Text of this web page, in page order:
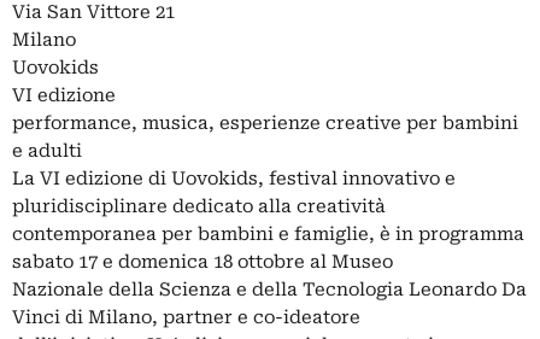
Via San Vittore 21
Milano
Uovokids
VI edizione
performance, musica, esperienze creative per bambini
e adulti
La VI edizione di Uovokids, festival innovativo e
pluridisciplinare dedicato alla creatività
contemporanea per bambini e famiglie, è in programma
sabato 17 e domenica 18 ottobre al Museo
Nazionale della Scienza e della Tecnologia Leonardo Da
Vinci di Milano, partner e co-ideatore